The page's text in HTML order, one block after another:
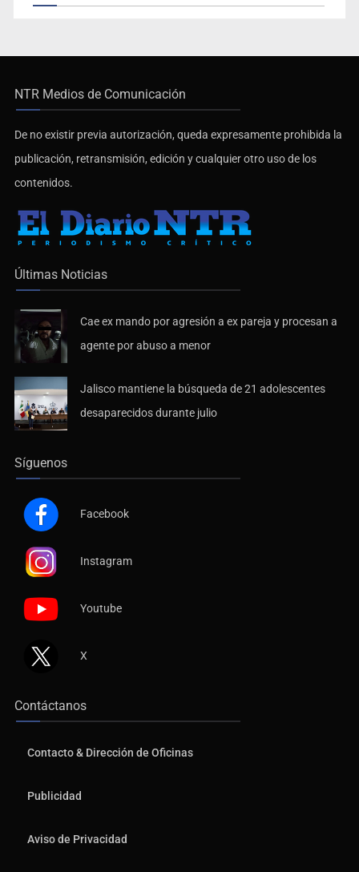
NTR Medios de Comunicación
De no existir previa autorización, queda expresamente prohibida la
publicación, retransmisión, edición y cualquier otro uso de los
contenidos.
Últimas Noticias
Cae ex mando por agresión a ex pareja y procesan a
agente por abuso a menor
Jalisco mantiene la búsqueda de 21 adolescentes
desaparecidos durante julio
Síguenos
Facebook
Instagram
Youtube
X
Contáctanos
Contacto & Dirección de Oficinas
Publicidad
Aviso de Privacidad